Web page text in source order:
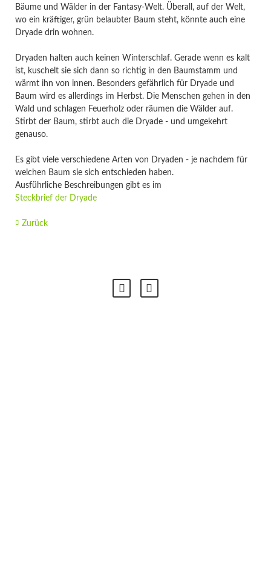
Bäume und Wälder in der Fantasy-Welt. Überall, auf der Welt,
wo ein kräftiger, grün belaubter Baum steht, könnte auch eine
Dryade drin wohnen.
Dryaden halten auch keinen Winterschlaf. Gerade wenn es kalt
ist, kuschelt sie sich dann so richtig in den Baumstamm und
wärmt ihn von innen. Besonders gefährlich für Dryade und
Baum wird es allerdings im Herbst. Die Menschen gehen in den
Wald und schlagen Feuerholz oder räumen die Wälder auf.
Stirbt der Baum, stirbt auch die Dryade - und umgekehrt
genauso.
Es gibt viele verschiedene Arten von Dryaden - je nachdem für
welchen Baum sie sich entschieden haben.
Ausführliche Beschreibungen gibt es im
Steckbrief der Dryade
Zurück